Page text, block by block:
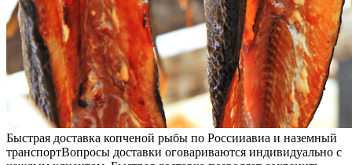
Быстрая доставка копченой рыбы по Россииавиа и наземный
транспортВопросы доставки оговариваются индивидуально с